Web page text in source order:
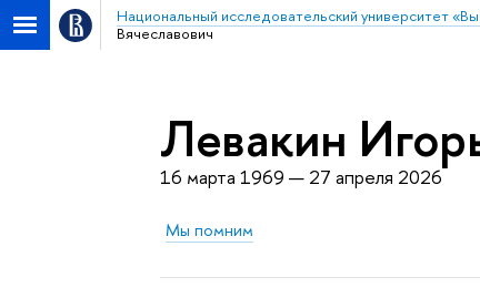
Национальный исследовательский университет
Вячеславович
Левакин
16 марта 1969 — 27 апреля 2026
Мы помним